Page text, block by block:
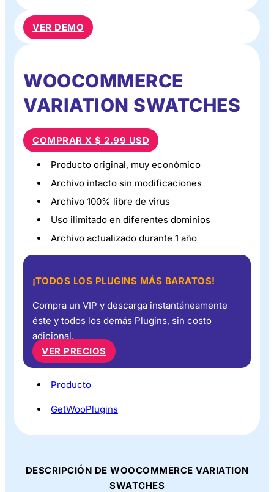
VER DEMO
WOOCOMMERCE
VARIATION SWATCHES
COMPRAR X $ 2.99 USD
Producto original, muy económico
Archivo intacto sin modificaciones
Archivo 100% libre de virus
Uso ilimitado en diferentes dominios
Archivo actualizado durante 1 año
¡TODOS LOS PLUGINS MÁS BARATOS!
Compra un VIP y descarga instantáneamente
éste y todos los demás Plugins, sin costo
adicional.
VER PRECIOS
Producto
GetWooPlugins
DESCRIPCIÓN DE WOOCOMMERCE VARIATION
SWATCHES